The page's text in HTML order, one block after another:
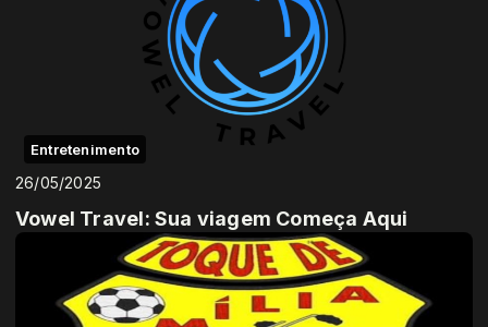
Entretenimento
26/05/2025
Vowel Travel: Sua viagem Começa Aqui